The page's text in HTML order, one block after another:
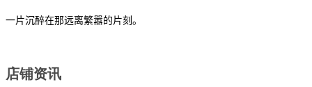
一片沉醉在那远离繁嚣的片刻。
店铺资讯